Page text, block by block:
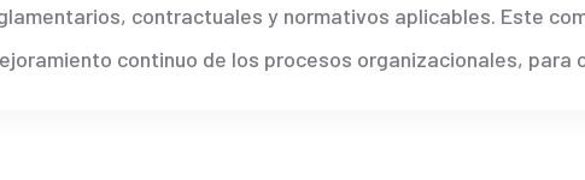
contractuales y normativos aplicables. Este
continuo de los procesos organizacionales, para